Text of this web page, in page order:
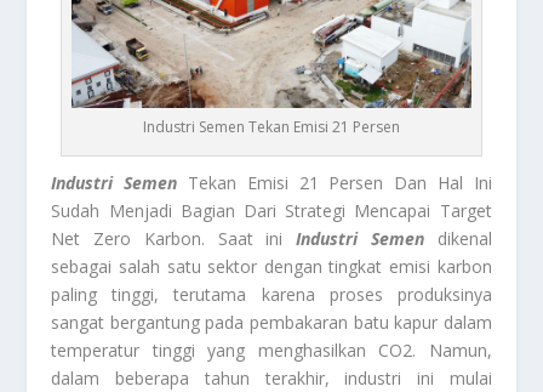
Industri Semen Tekan Emisi 21 Persen
Industri Semen Tekan Emisi 21 Persen Dan Hal Ini
Sudah Menjadi Bagian Dari Strategi Mencapai Target
Net Zero Karbon. Saat iniIndustri Semendikenal
sebagai salah satu sektor dengan tingkat emisi karbon
paling tinggi, terutama karena proses produksinya
sangat bergantung pada pembakaran batu kapur dalam
temperatur tinggi yang menghasilkan CO2. Namun,
dalam beberapa tahun terakhir, industri ini mulai